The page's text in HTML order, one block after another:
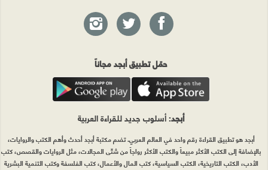
حمّل تطبيق أبجد مجاناً
أبجد: أسلوب جديد للقراءة العربية
أبجد هو تطبيق القراءة رقم واحد في العالم العربي. تضم مكتبة أبجد أحدث وأهم الكتب والروايات،
بالإضافة إلى الكتب الأكثر مبيعاً والكتب الأكثر رواجاً من شتّى المجالات، مثل الروايات والقصص، كتب
الأدب، الكتب التاريخية، الكتب السياسية، كتب المال والأعمال، كتب الفلسفة وكتب التنمية البشرية